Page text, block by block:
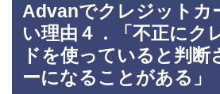
Advanでクレジットカ
い理由４．「不正にク
ドを使っていると判断
ーになることがある」